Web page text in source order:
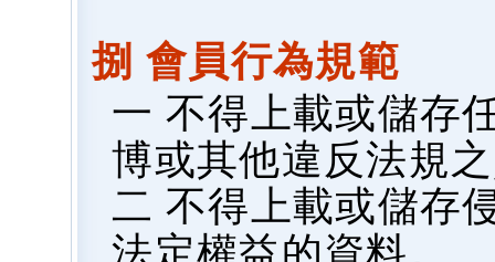
捌 會員行為規範
一 不得上載或儲存
博或其他違反法規
二 不得上載或儲存
法定權益的資料。